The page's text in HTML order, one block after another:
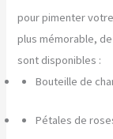
pour pimenter
plus mémorable,
sont disponibles :
Bouteille de
Pétales de